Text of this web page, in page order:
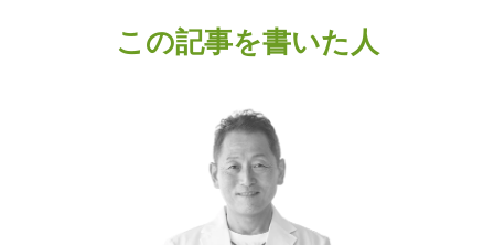
この記事を書いた人